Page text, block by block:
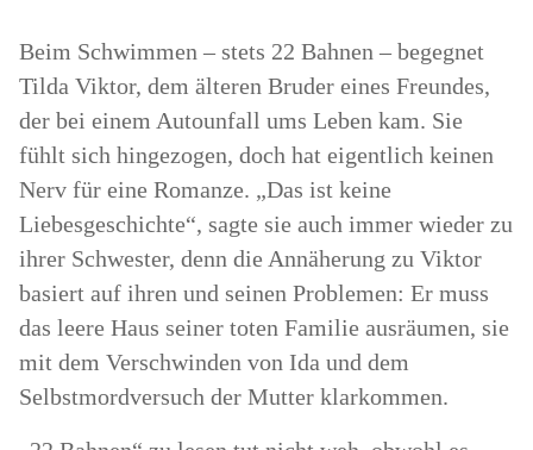
Beim Schwimmen – stets 22 Bahnen – begegnet
Tilda Viktor, dem älteren Bruder eines Freundes,
der bei einem Autounfall ums Leben kam. Sie
fühlt sich hingezogen, doch hat eigentlich keinen
Nerv für eine Romanze. „Das ist keine
Liebesgeschichte“, sagte sie auch immer wieder zu
ihrer Schwester, denn die Annäherung zu Viktor
basiert auf ihren und seinen Problemen: Er muss
das leere Haus seiner toten Familie ausräumen, sie
mit dem Verschwinden von Ida und dem
Selbstmordversuch der Mutter klarkommen.